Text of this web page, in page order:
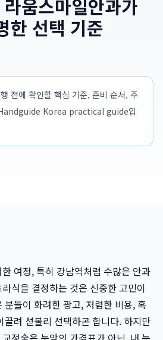
움스마일안과가
한 선택 기준
전에 확인할 핵심 기준, 준비 순서, 주
Handguide Korea practical guide입
여정, 특히 강남역처럼 수많은 안과
식을 결정하는 것은 신중한 고민이
분들이 화려한 광고, 저렴한 비용, 혹
끌려 섣불리 선택하곤 합니다. 하지만